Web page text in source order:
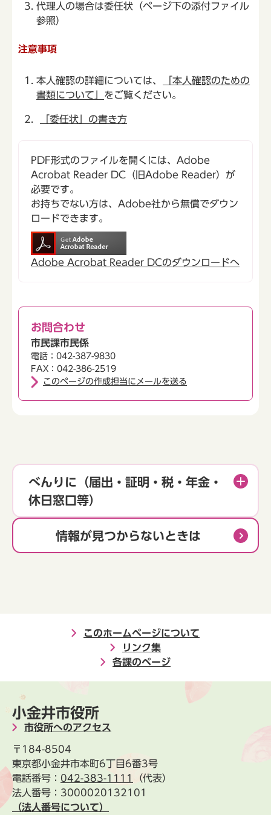
代理人の場合は委任状（ページ下の添付ファイル
参照）
注意事項
本人確認の詳細については、
「本人確認のための
書類について」 をご覧ください。
「委任状」の書き方
PDF形式のファイルを開くには、Adobe
Acrobat Reader DC（旧Adobe Reader）が
必要です。
お持ちでない方は、Adobe社から無償でダウン
ロードできます。
Adobe Acrobat Reader DCのダウンロードへ
お問合わせ
市民課市民係
電話：042-387-9830
FAX：042-386-2519
このページの作成担当にメールを送る
べんりに（届出・証明・税・年金・
休日窓口等）
情報が見つからないときは
このホームページについて
リンク集
各課のページ
小金井市役所
市役所へのアクセス
〒184-8504
東京都小金井市本町6丁目6番3号
電話番号： 042-383-1111
（代表）
法人番号：3000020132101
（法人番号について）